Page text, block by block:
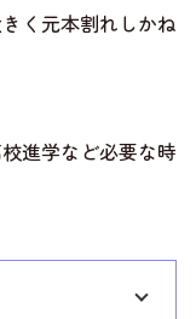
く元本割れしかね
進学など必要な時